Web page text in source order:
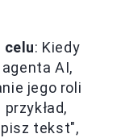
celu: Kiedy
AI,
jego roli
tekst",